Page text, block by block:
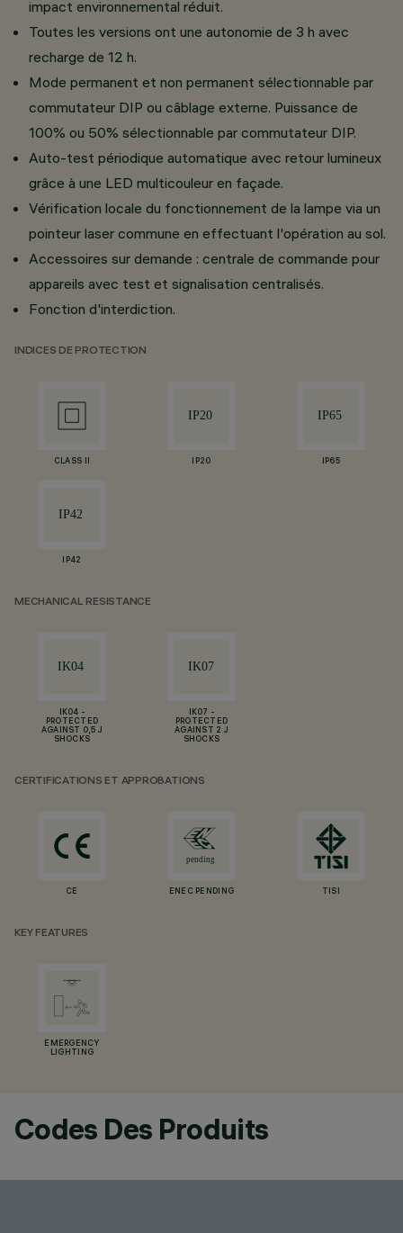
impact environnemental réduit.
Toutes les versions ont une autonomie de 3 h avec
recharge de 12 h.
Mode permanent et non permanent sélectionnable par
commutateur DIP ou câblage externe. Puissance de
100% ou 50% sélectionnable par commutateur DIP.
Auto-test périodique automatique avec retour lumineux
grâce à une LED multicouleur en façade.
Vérification locale du fonctionnement de la lampe via un
pointeur laser commune en effectuant l'opération au sol.
Accessoires sur demande : centrale de commande pour
appareils avec test et signalisation centralisés.
Fonction d'interdiction.
INDICES DE PROTECTION
CLASS II IP20 IP65
IP42
MECHANICAL RESISTANCE
IK04 -
PROTECTED
AGAINST 0,5 J
SHOCKS
IK07 -
PROTECTED
AGAINST 2 J
SHOCKS
CERTIFICATIONS ET APPROBATIONS
CE ENEC PENDING TISI
KEY FEATURES
EMERGENCY
LIGHTING
Codes Des Produits